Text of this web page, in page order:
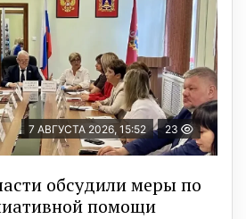
7 АВГУСТА 2026, 15:52 23
обсудили меры по
помощи